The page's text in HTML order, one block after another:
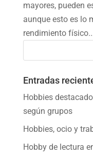
mayores, pueden
aunque esto es lo
rendimiento
Entradas
Hobbies
según grupos
Hobbies, ocio y
Hobby de lectura